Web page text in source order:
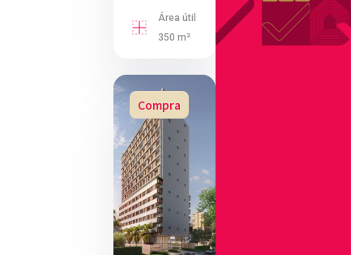
Área útil
350 m²
Compra